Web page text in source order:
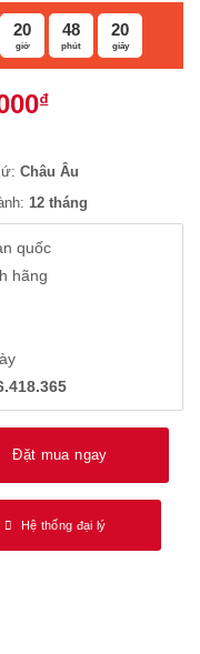
20
giờ
48
phút
19
giây
₫Giá
là:
5.271.000₫.
Châu Âu
12 tháng
quốc
hãng
Đặt mua ngay
Hệ thống đại lý